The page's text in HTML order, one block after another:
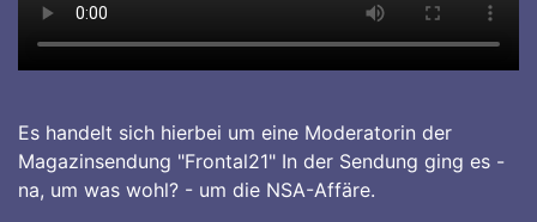
Es handelt sich hierbei um eine Moderatorin der
Magazinsendung "Frontal21" In der Sendung ging es -
na, um was wohl? - um die NSA-Affäre.